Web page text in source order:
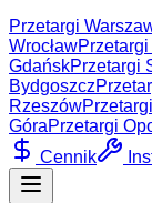
Przetargi
Wrocław
GdańskPrzetargi
Bydgoszcz
Rzeszów
GóraPrzetargi
Cennik